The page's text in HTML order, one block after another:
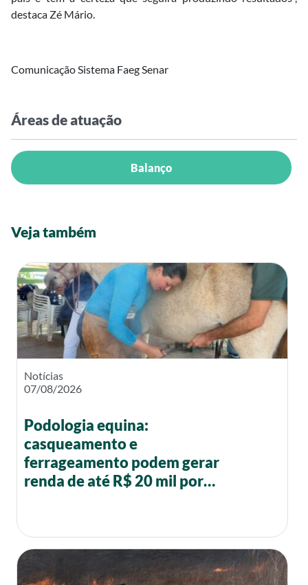
destaca Zé Mário.
Comunicação Sistema Faeg Senar
Áreas de atuação
Balanço
Veja também
Notícias
07/08/2026
Podologia equina:
casqueamento e
ferrageamento podem gerar
renda de até R$ 20 mil por